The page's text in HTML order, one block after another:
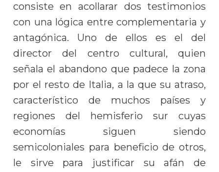
consiste en acollarar dos testimonios
con una lógica entre complementaria y
antagónica. Uno de ellos es el del
director del centro cultural, quien
señala el abandono que padece la zona
por el resto de Italia, a la que su atraso,
característico de muchos países y
regiones del hemisferio sur cuyas
economías siguen siendo
semicoloniales para beneficio de otros,
le sirve para justificar su afán de